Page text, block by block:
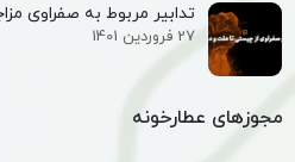
تدابیر مربوط به صفراوی
27 فروردین 1401
مجوزهای عطارخونه